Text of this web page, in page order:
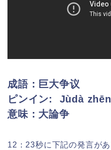
成語：巨大争议
ピンイン: Jùdà
意味：大論争
12：23秒に下記の発言が